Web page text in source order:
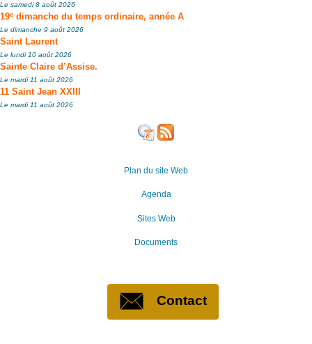
Le samedi 8 août 2026
19e dimanche du temps ordinaire, année A
Le dimanche 9 août 2026
Saint Laurent
Le lundi 10 août 2026
Sainte Claire d’Assise.
Le mardi 11 août 2026
11 Saint Jean XXIII
Le mardi 11 août 2026
Plan du site Web
Agenda
Sites Web
Documents
Contact